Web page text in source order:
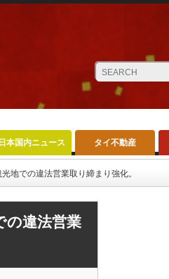
日本国内ニュース タイ不動産
地での違法営業取り締まり強化。
の違法営業